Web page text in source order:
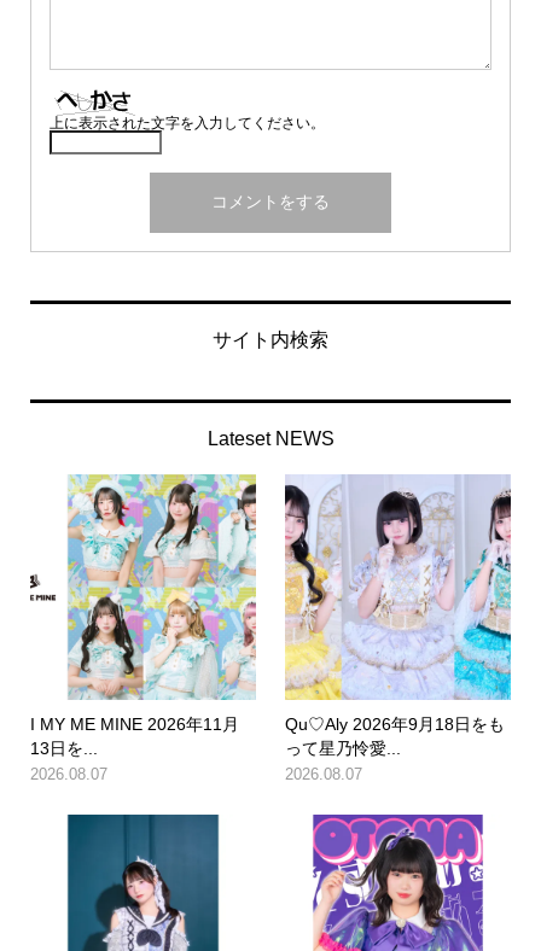
上に表示された文字を入力してください。
サイト内検索
Lateset NEWS
I MY ME MINE 2026年11月
13日を...
2026.08.07
Qu♡Aly 2026年9月18日をも
って星乃怜愛...
2026.08.07